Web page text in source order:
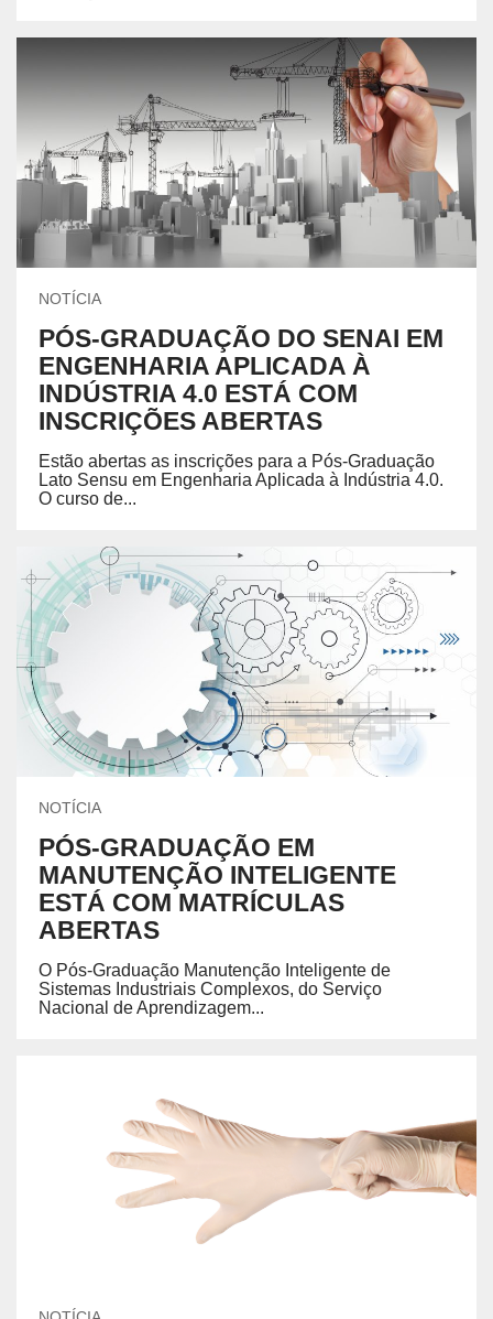
NOTÍCIA
PÓS-GRADUAÇÃO DO SENAI EM
ENGENHARIA APLICADA À
INDÚSTRIA 4.0 ESTÁ COM
INSCRIÇÕES ABERTAS
Estão abertas as inscrições para a Pós-Graduação
Lato Sensu em Engenharia Aplicada à Indústria 4.0.
O curso de...
NOTÍCIA
PÓS-GRADUAÇÃO EM
MANUTENÇÃO INTELIGENTE
ESTÁ COM MATRÍCULAS
ABERTAS
O Pós-Graduação Manutenção Inteligente de
Sistemas Industriais Complexos, do Serviço
Nacional de Aprendizagem...